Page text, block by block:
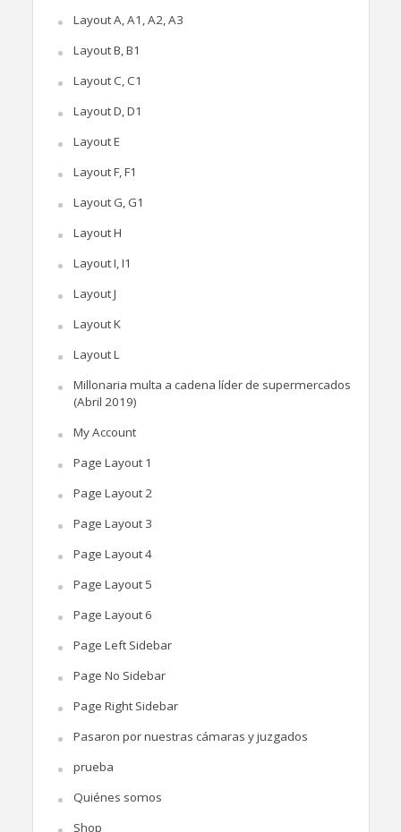
Layout A, A1, A2, A3
Layout B, B1
Layout C, C1
Layout D, D1
Layout E
Layout F, F1
Layout G, G1
Layout H
Layout I, I1
Layout J
Layout K
Layout L
Millonaria multa a cadena líder de supermercados
(Abril 2019)
My Account
Page Layout 1
Page Layout 2
Page Layout 3
Page Layout 4
Page Layout 5
Page Layout 6
Page Left Sidebar
Page No Sidebar
Page Right Sidebar
Pasaron por nuestras cámaras y juzgados
prueba
Quiénes somos
Shop